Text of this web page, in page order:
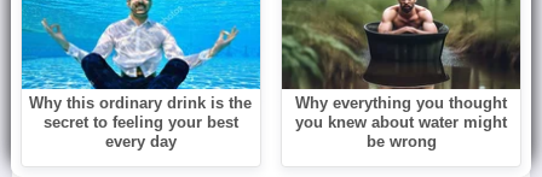
इज़राइल से क्यों नफ़रत करता था एडोल्फ हिटलर, ले ली
60 Lakh मासूमों की जान..
March 7, 2026 Admin